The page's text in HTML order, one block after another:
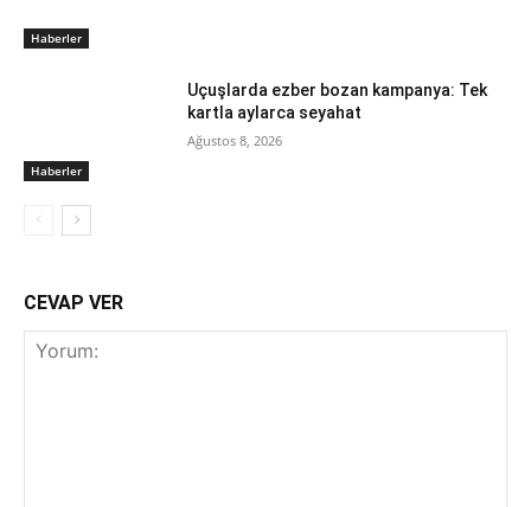
Haberler
Haberler
Uçuşlarda ezber bozan kampanya: Tek
kartla aylarca seyahat
Ağustos 8, 2026
CEVAP VER